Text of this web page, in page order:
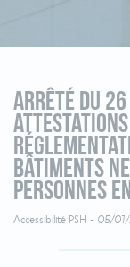
Arrêté du
attestations
bâtiments
personnes
Accessibilité PSH - 05/